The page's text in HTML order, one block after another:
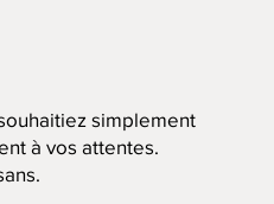
simplement
à vos attentes.